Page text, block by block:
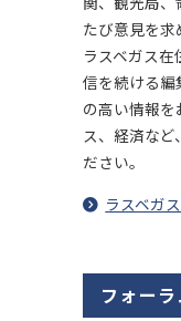
関、観光局、
たび意見を求
ラスベガス
信を続ける編
の高い情報を
ス、経済など
ださい。
ラスベガ
フォー